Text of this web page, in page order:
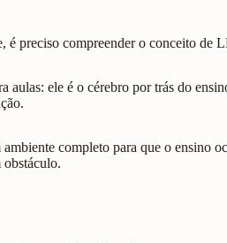
é preciso compreender o conceito de
aulas: ele é o cérebro por trás do
completo para que o ensino
obstáculo.